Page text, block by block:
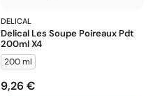
DELICAL
Delical Les Soupe Poireaux Pdt
200ml X4
200 ml
Prix
9,26 €